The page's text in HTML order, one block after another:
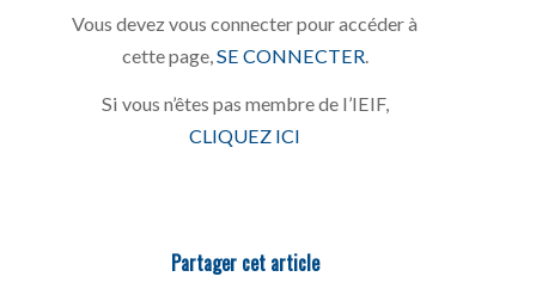
Vous devez vous connecter pour accéder à
cette page, SE CONNECTER
Si vous n’êtes pas membre de l’IEIF,
CLIQUEZ ICI
Partager cet article